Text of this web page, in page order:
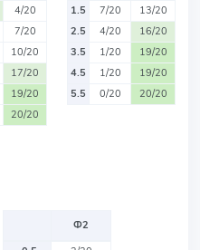
4/20
7/20
10/20
17/20
19/20
20/20
1.5
7/20
13/20
2.5
4/20
16/20
3.5
1/20
19/20
4.5
1/20
19/20
5.5
0/20 20/20
Ф2